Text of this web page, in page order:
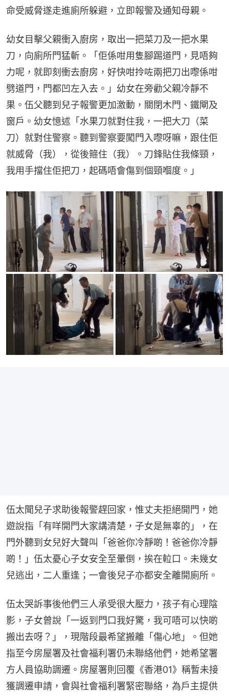
命受威脅遂走進廁所躲避，立即報警及通知母親。
幼女目擊父親衝入廚房，取出一把菜刀及一把水果
刀，向廁所門猛斬。「佢係咁用隻腳踢道門，見唔夠
力呢，就即刻衝去廚房，好快咁拎咗兩把刀出嚟係咁
劈道門，門都凹左入去。」幼女在旁勸父親冷靜不
果。伍父聽到兒子報警更加激動，關閉木門、鐵閘及
窗戶。幼女憶述「水果刀就對住我，一把大刀（菜
刀）就對住警察。聽到警察要闖門入嚟呀嘛，跟住佢
就威脅（我），從後箍住（我）。刀鋒貼住我條頸，
我用手擋住佢把刀，起碼唔會傷到個頸嗰度。」
伍太聞兒子求助後報警趕回家，惟丈夫拒絕開門，她
遊說指「有咩開門大家講清楚，子女是無辜的」，在
門外聽到女兒好大聲叫「爸爸你冷靜啲！爸爸你冷靜
啲！」伍太憂心子女安全至暈倒，挨在𨋢口。未幾女
兒逃出，二人重逢；一會後兒子亦都安全離開廁所。
伍太哭訴事後他們三人承受很大壓力，孩子有心理陰
影，子女曾說「一返到門口我好驚，我可唔可以快啲
搬出去呀？」，現階段最希望搬離「傷心地」。但她
指至今房屋署及社會福利署仍未聯絡他們，她希望署
方人員協助調遷。房屋署則回覆《香港01》稱暫未接
獲調遷申請，會與社會福利署緊密聯絡，為戶主提供